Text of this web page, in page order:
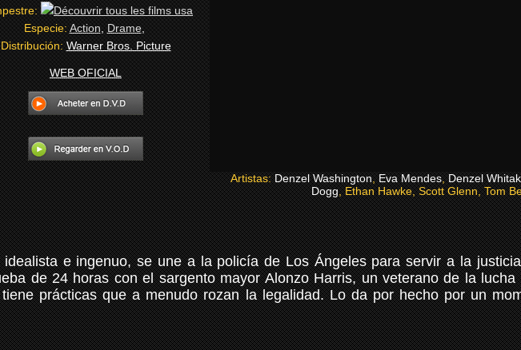
Especie:Action,Drame,
Distribución:Warner Bros. Picture
WEB OFICIAL
Artistas:Denzel Washington,Eva Mendes,Denzel
Dogg, Ethan Hawke, Scott Glenn, Tom
e ingenuo, se une a la policía de Los Ángeles para servir a la
de 24 horas con el sargento mayor Alonzo Harris, un veterano de la
prácticas que a menudo rozan la legalidad. Lo da por hecho por un